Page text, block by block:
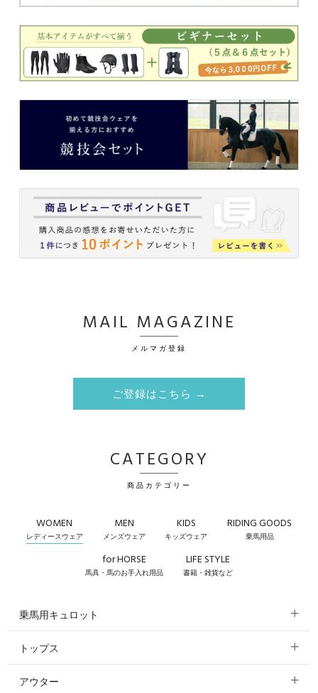
MAIL MAGAZINE
メルマガ登録
ご登録はこちら →
CATEGORY
商品カテゴリー
WOMEN
レディースウェア
MEN
メンズウェア
KIDS
キッズウェア
RIDING GOODS
乗馬用品
for HORSE
馬具・馬のお手入れ用品
LIFE STYLE
書籍・雑貨など
乗馬用キュロット
すべてのキュロット
フルグリップ・尻革 キュロット
トップス
すべてのトップス
アウター